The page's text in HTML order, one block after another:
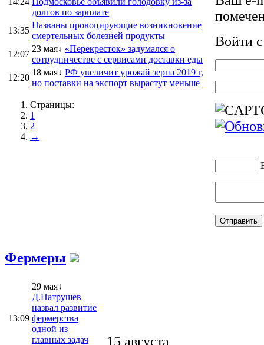
долгов по зарплате
13:35
Названы провоцирующие возникновение
смертельных болезней продукты
12:07
23 мая↓ «Перекресток» задумался о
сотрудничестве с сервисами доставки еды
12:20
18 мая↓ РФ увеличит урожай зерна 2019 г,
но поставки на экспорт вырастут меньше
Страницы:
1
2
→
Войти
Фермеры
13:09
29 мая↓
Д.Патрушев
назвал развитие
фермерства
одной из
главных задач
15 августа